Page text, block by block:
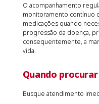
O acompanhamento
monitoramento contínuo
medicações quando
progressão da doença,
consequentemente, a
vida.
Quando
Busque atendimento